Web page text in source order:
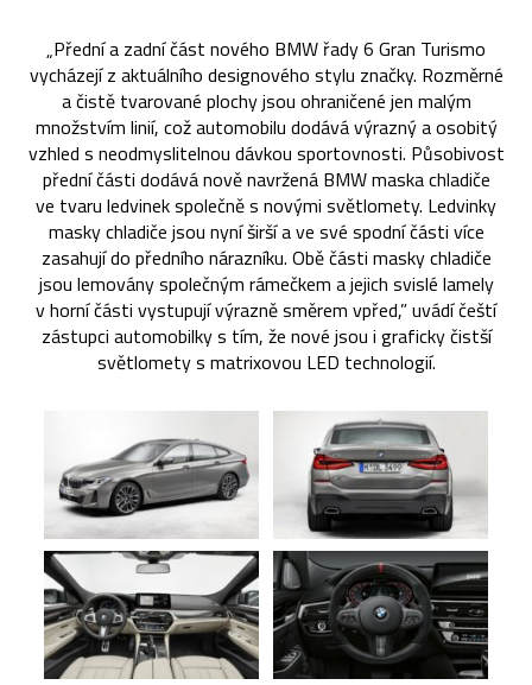
„Přední a zadní část nového BMW řady 6 Gran Turismo
vycházejí z aktuálního designového stylu značky. Rozměrné
a čistě tvarované plochy jsou ohraničené jen malým
množstvím linií, což automobilu dodává výrazný a osobitý
vzhled s neodmyslitelnou dávkou sportovnosti. Působivost
přední části dodává nově navržená BMW maska chladiče
ve tvaru ledvinek společně s novými světlomety. Ledvinky
masky chladiče jsou nyní širší a ve své spodní části více
zasahují do předního nárazníku. Obě části masky chladiče
jsou lemovány společným rámečkem a jejich svislé lamely
v horní části vystupují výrazně směrem vpřed,” uvádí čeští
zástupci automobilky s tím, že nové jsou i graficky čistší
světlomety s matrixovou LED technologií.